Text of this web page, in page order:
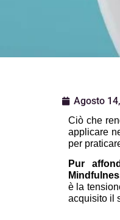
Agosto
Ciò che
applicare
per
Pur
è la
acquisito il